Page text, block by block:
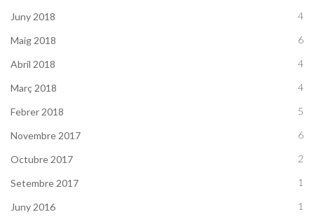
Juny 2018 4
Maig 2018 6
Abril 2018 4
Març 2018 4
Febrer 2018 5
Novembre 2017 6
Octubre 2017 2
Setembre 2017 1
Juny 2016 1